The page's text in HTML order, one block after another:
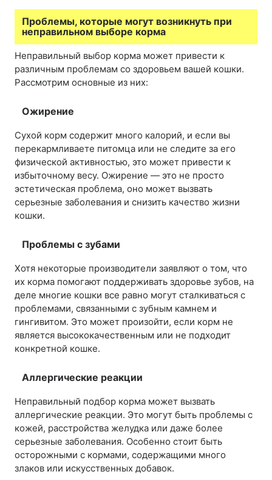
Проблемы, которые могут возникнуть при
неправильном выборе корма
Неправильный выбор корма может привести к
различным проблемам со здоровьем вашей кошки.
Рассмотрим основные из них:
Ожирение
Сухой корм содержит много калорий, и если вы
перекармливаете питомца или не следите за его
физической активностью, это может привести к
избыточному весу. Ожирение — это не просто
эстетическая проблема, оно может вызвать
серьезные заболевания и снизить качество жизни
кошки.
Проблемы с зубами
Хотя некоторые производители заявляют о том, что
их корма помогают поддерживать здоровье зубов, на
деле многие кошки все равно могут сталкиваться с
проблемами, связанными с зубным камнем и
гингивитом. Это может произойти, если корм не
является высококачественным или не подходит
конкретной кошке.
Аллергические реакции
Неправильный подбор корма может вызвать
аллергические реакции. Это могут быть проблемы с
кожей, расстройства желудка или даже более
серьезные заболевания. Особенно стоит быть
осторожными с кормами, содержащими много
злаков или искусственных добавок.